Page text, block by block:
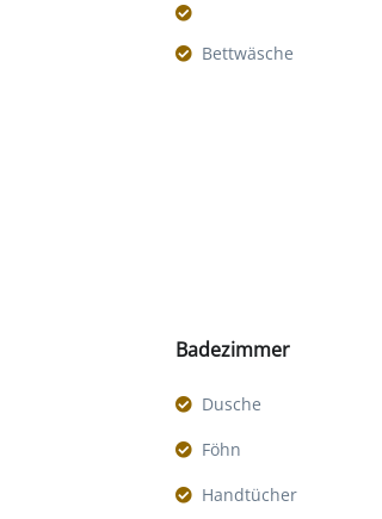
Bettwäsche
Badezimmer
Dusche
Föhn
Handtücher